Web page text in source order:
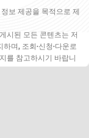
보 제공을 목적으로 제
시된 모든 콘텐츠는 저
며, 조회·신청·다운로
를 참고하시기 바랍니